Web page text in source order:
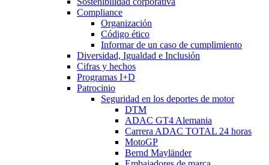
Compliance
Organización
Código ético
Informar de un caso de cumplimiento
Diversidad, Igualdad e Inclusión
Cifras y hechos
Programas I+D
Patrocinio
Seguridad en los deportes de motor
DTM
ADAC GT4 Alemania
Carrera ADAC TOTAL 24 horas
MotoGP
Bernd Mayländer